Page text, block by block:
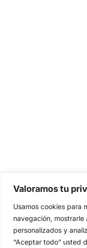
Valoramos tu
Usamos cookies para
navegación,
personalizados y
“Aceptar todo” usted